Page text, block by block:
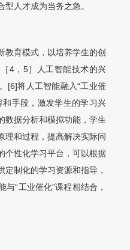
人才成为当务之急。
教育模式，以培养学生的创
4，5］人工智能技术的兴
[6]将人工智能融入“工业催
手段，激发学生的学习兴
数据分析和模拟功能，学生
理和过程，提高解决实际问
个性化学习平台，可以根据
制化的学习资源和指导，
“工业催化”课程相结合，